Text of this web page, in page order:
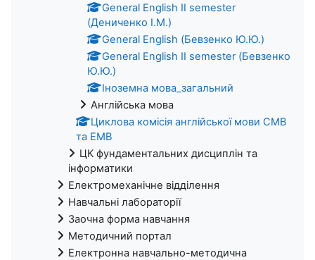
General English II semester
(Дениченко І.М.)
General English (Бевзенко Ю.Ю.)
General English II semester (Бевзенко
Ю.Ю.)
Іноземна мова_загальний
Англійська мова
Циклова комісія англійської мови СМВ
та ЕМВ
ЦК фундаментальних дисциплін та
інформатики
Електромеханічне відділення
Навчальні лабораторії
Заочна форма навчання
Методичний портал
Електронна навчально-методична